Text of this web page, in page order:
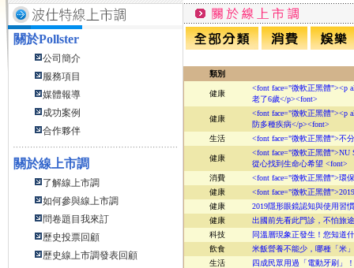
關於Pollster
公司簡介
服務項目
媒體報導
成功案例
合作夥伴
關於線上市調
了解線上市調
如何參與線上市調
問卷題目我來訂
歷史投票回顧
歷史線上市調發表回顧
類別
健康
<font face="微軟正黑體"><p
老了6歲</p><font>
健康
<font face="微軟正黑體"><p
防多種疾病</p><font>
生活
<font face="微軟正黑體">不
健康
<font face="微軟正黑體
從心找到生命心希望 <font>
消費
<font face="微軟正黑體">環
健康
<font face="微軟正黑體
健康
2019隱形眼鏡認知與使用習
健康
出國前先看此門診，不怕旅
科技
同溫層現象正發生！您知道
飲食
米飯營養不能少，哪種「米
生活
四成民眾用過「電動牙刷」